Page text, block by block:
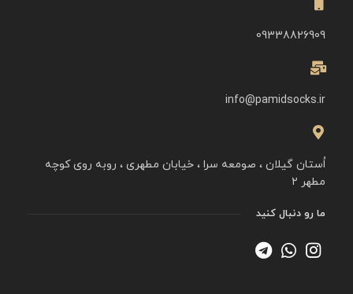
09338826909
info@pamidsocks.ir
اُستان گیلان ، صومعه سرا ، خیابان مطهری ، روبه روی کوچه
مطهر ۲
ما رو دنبال کنید